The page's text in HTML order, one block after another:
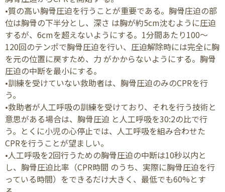
•質の高い胸骨圧迫を行うことが重要である。胸骨庄迫の部
位は胸骨の下半分とし、深さ は胸が約5cm沈むように圧迫
するが、6cmを超えないようにする。1分間あたり100〜
120回のテンポで胸骨圧迫を行い、圧迫解除時には完全に胸
を元の位置に戻すため、力 がかからないようにする。胸骨
圧迫の中断を最小にする。
•訓練を受けていない救助者は、胸骨圧迫のみのCPRを行
う。
•救助者が人工呼吸の訓練を受けており、それを行う技術と
意思がある場合は、胸骨圧迫 と人工呼吸を30:2の比で行
う。とくに小児の心停止では、人工呼吸を組み合わせた
CPRを行うことが望ましい。
•人工呼吸を2回行うための胸骨圧迫の中断は10秒以内と
し、胸骨圧迫比率（CPR時間 のうち、実際に胸骨圧迫を行
っている時間）をできるだけ大きく、最低でも60%とす